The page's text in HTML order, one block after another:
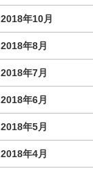
2018年10月
2018年8月
2018年7月
2018年6月
2018年5月
2018年4月